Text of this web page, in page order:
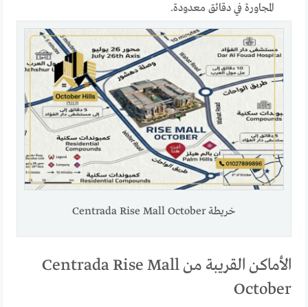
المجاورة في دقائق معدودة.
خريطة Centrada Rise Mall October
الأماكن القريبة من Centrada Rise Mall
October